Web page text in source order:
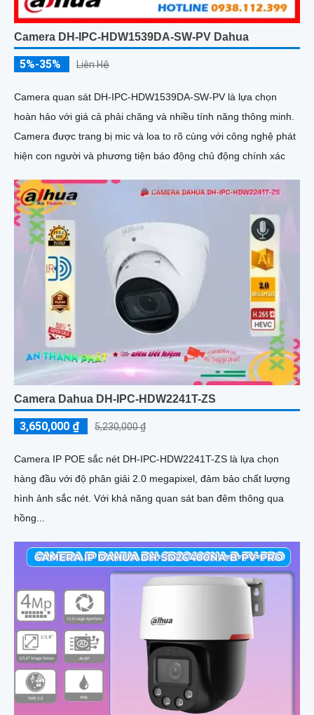
Camera DH-IPC-HDW1539DA-SW-PV Dahua
5%-35% Liên Hệ
Camera quan sát DH-IPC-HDW1539DA-SW-PV là lựa chọn
hoàn hảo với giá cả phải chăng và nhiều tính năng thông minh.
Camera được trang bị mic và loa to rõ cùng với công nghệ phát
hiện con người và phương tiện báo động chủ động chính xác
Camera Dahua DH-IPC-HDW2241T-ZS
3,650,000 ₫ 5,230,000 ₫
Camera IP POE sắc nét DH-IPC-HDW2241T-ZS là lựa chọn
hàng đầu với độ phân giải 2.0 megapixel, đảm bảo chất lượng
hình ảnh sắc nét. Với khả năng quan sát ban đêm thông qua
hồng...